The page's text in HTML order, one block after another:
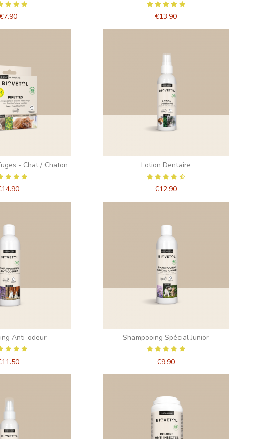
€13.90
- Chat / Chaton Lotion Dentaire
€12.90
Anti-odeur Shampooing Spécial Junior
€9.90